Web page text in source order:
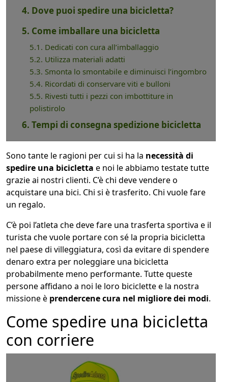
4. Dove puoi spedire una bicicletta?
5. Come imballare una bicicletta
5.1. Dedicati con cura all’imballaggio
5.2. Utilizza materiali adatti
5.3. Smonta lo smontabile e diminuisci l’ingombro
5.4. Ricordati di conservare viti e bulloni
5.5. Rivesti tutti i pezzi con imbottiture in
polistirolo
6. Tempi di consegna spedizione bicicletta
Sono tante le ragioni per cui si ha la necessità di
spedire una bicicletta e noi le abbiamo testate tutte
grazie ai nostri clienti. C’è chi deve vendere o
acquistare una bici. Chi si è trasferito. Chi vuole fare
un regalo.
C’è poi l’atleta che deve fare una trasferta sportiva e il
turista che vuole portare con sé la propria bicicletta
nel paese di villeggiatura, così da evitare di spendere
denaro extra per noleggiare una bicicletta
probabilmente meno performante. Tutte queste
persone affidano a noi le loro biciclette e la nostra
missione è prendercene cura nel migliore dei modi.
Come spedire una bicicletta
con corriere